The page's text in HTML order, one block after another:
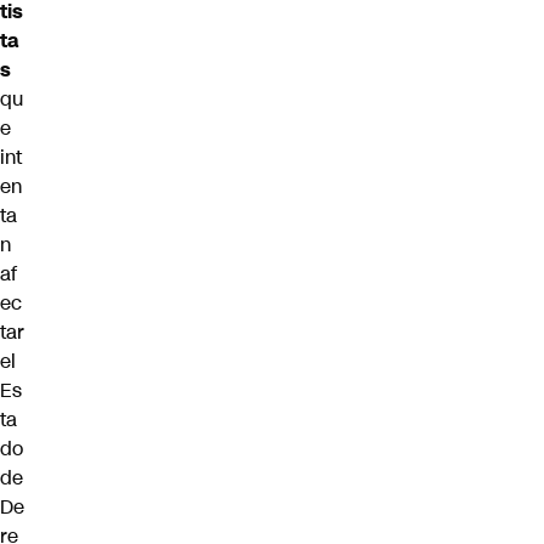
tis
ta
s
qu
e
int
en
ta
n
af
ec
tar
el
Es
ta
do
de
De
re